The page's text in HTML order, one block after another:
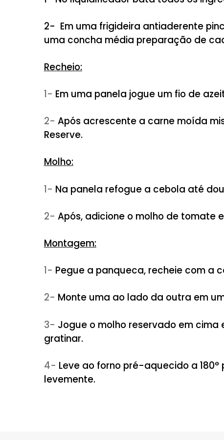
1 colher (chá) leite
Pitada de açúcar
Salsinha a gosto
Sal a gosto
MODO DE PREPARO
Massa:
1- No liquidificador bata todos
2- Em uma frigideira
uma concha média
Recheio:
1-Em uma panela jogue um fio
2-Após acrescente a carne
Molho: